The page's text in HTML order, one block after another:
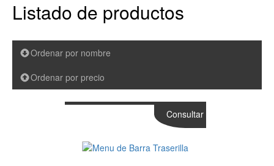
Listado de productos
Ordenar por nombre
Ordenar por precio
Consultar